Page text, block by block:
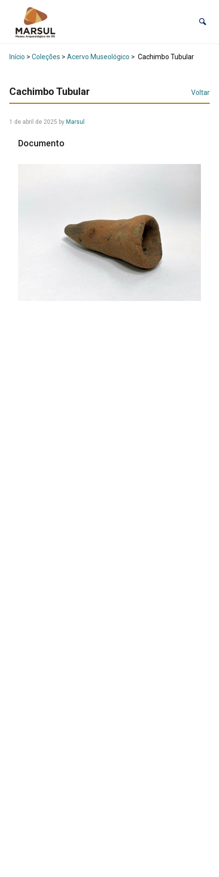
Início > Coleções > Acervo Museológico > Cachimbo Tubular
Cachimbo Tubular Voltar
1 de abril de 2025 by Marsul
Documento